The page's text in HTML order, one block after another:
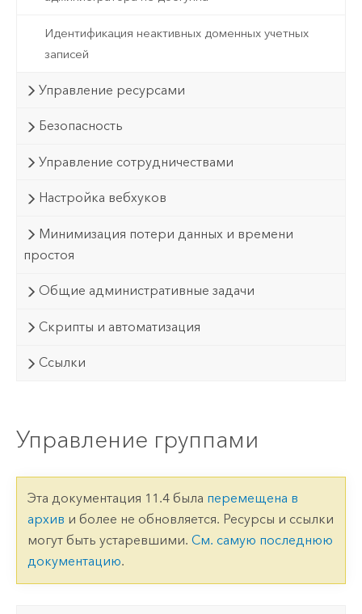
Идентификация неактивных доменных учетных
записей
Управление ресурсами
Безопасность
Управление сотрудничествами
Настройка вебхуков
Минимизация потери данных и времени
простоя
Общие административные задачи
Скрипты и автоматизация
Ссылки
Управление группами
Эта документация 11.4 была перемещена в
архив и более не обновляется. Ресурсы и ссылки
могут быть устаревшими. См. самую последнюю
документацию.